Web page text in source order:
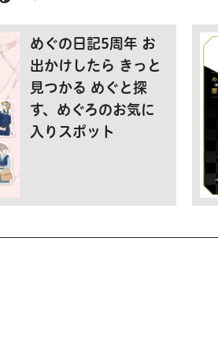
めぐの日記5周年 お
出かけしたら きっと
見つかる めぐと探
す、めぐろのお気に
入りスポット